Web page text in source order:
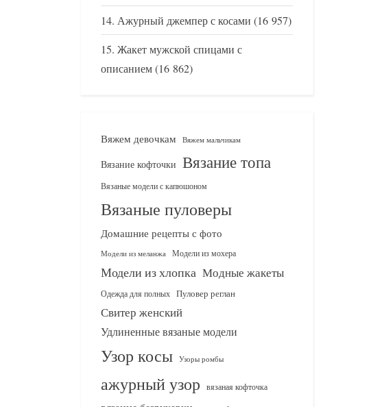
Ажурный джемпер с косами (16 957)
Жакет мужской спицами с
описанием(16 862)
Вяжем девочкам Вяжем мальчикам
Вязание кофточки Вязание топа
Вязаные модели с капюшоном
Вязаные пуловеры
Домашние рецепты с фото
Модели из меланжа Модели из мохера
Модели из хлопка Модные жакеты
Одежда для полных Пуловер реглан
Свитер женский
Удлиненные вязаные модели
Узор косы Узоры ромбы
ажурный узор вязаная кофточка